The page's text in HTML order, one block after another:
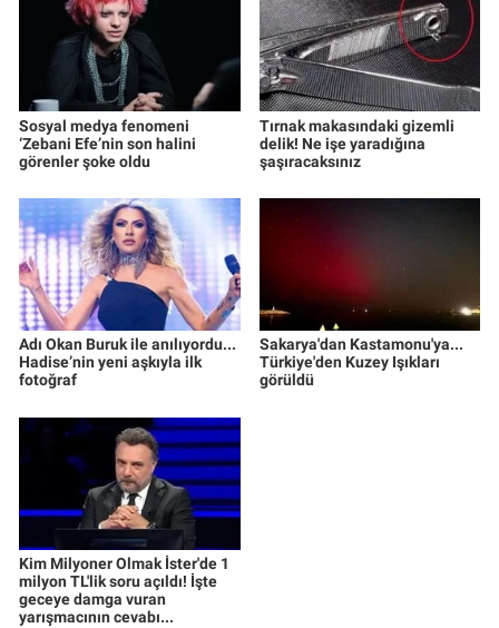
Sosyal medya fenomeni
‘Zebani Efe’nin son halini
görenler şoke oldu
Tırnak makasındaki gizemli
delik! Ne işe yaradığına
şaşıracaksınız
Adı Okan Buruk ile anılıyordu...
Hadise’nin yeni aşkıyla ilk
fotoğraf
Sakarya'dan Kastamonu'ya...
Türkiye'den Kuzey Işıkları
görüldü
Kim Milyoner Olmak İster'de 1
milyon TL'lik soru açıldı! İşte
geceye damga vuran
yarışmacının cevabı...